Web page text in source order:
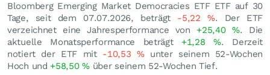
Bloomberg Emerging Market Democracies ETF ETF auf 30
Tage, seit dem 07.07.2026, beträgt -5,22 %. Der ETF
verzeichnet eine Jahresperformance von +25,40%. Die
aktuelle Monatsperformance beträgt +1,28%. Derzeit
notiert der ETF mit -10,53 %unter seinem 52-Wochen
Hoch und +58,50%über seinem 52-Wochen Tief.